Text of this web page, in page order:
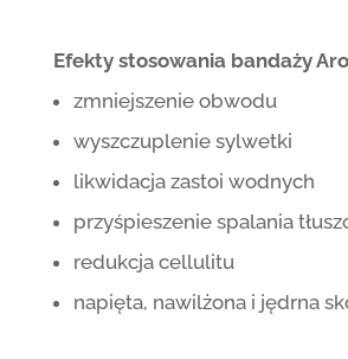
Efekty stosowania bandaży
zmniejszenie obwodu
wyszczuplenie sylwetki
likwidacja zastoi wodnych
przyśpieszenie spalania
redukcja cellulitu
napięta, nawilżona i jędrna